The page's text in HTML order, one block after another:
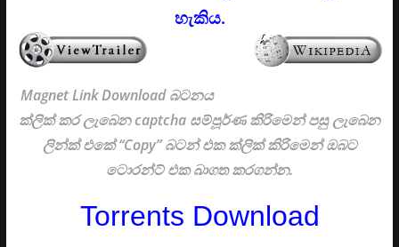
හැකිය.
Magnet Link Download බටනය
ක්ලික් කර ලැබෙන captcha සම්පූර්ණ කිරිමෙන් පසු ලැබෙන
ලින්ක් එකේ “Copy” බටන් එක ක්ලික් කිරිමෙන් ඔබට
ටොරන්ට් එක බාගත කරගන්න.
Torrents Download